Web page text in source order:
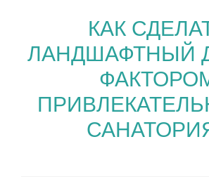
КАК
ЛАНДШАФТНЫЙ